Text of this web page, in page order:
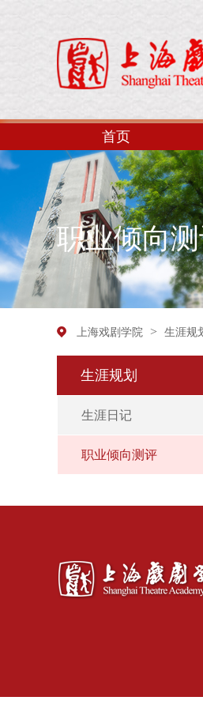
首页
职业倾向
上海戏剧学院 > 生涯规
生涯规划
生涯日记
职业倾向测评